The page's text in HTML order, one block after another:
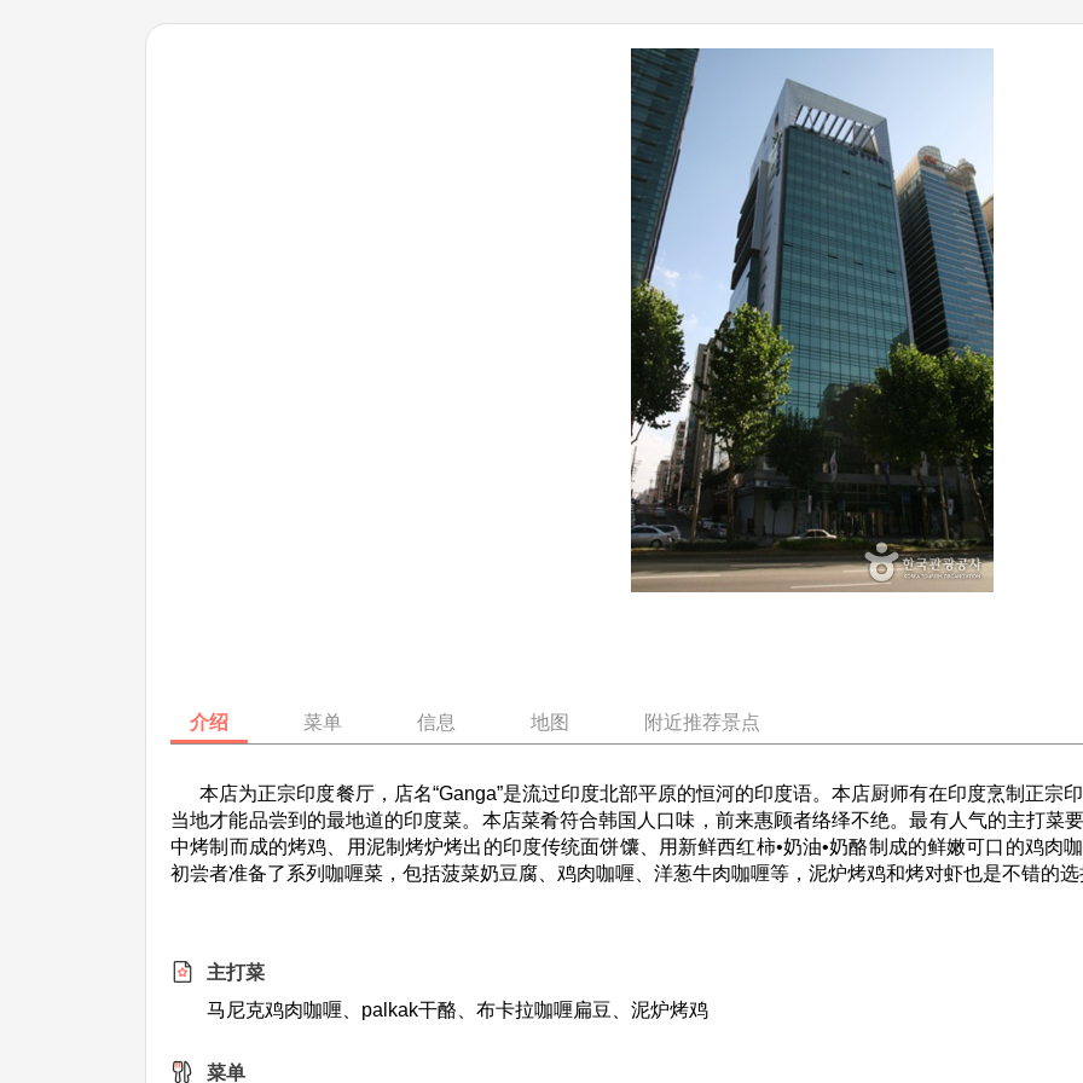
介绍 菜单 信息 地图 附近推荐景点
本店为正宗印度餐厅，店名“Ganga”是流过印度北部平原的恒河的印度语。本店厨师有在印度烹制正宗
当地才能品尝到的最地道的印度菜。本店菜肴符合韩国人口味，前来惠顾者络绎不绝。最有人气的主打菜
中烤制而成的烤鸡、用泥制烤炉烤出的印度传统面饼馕、用新鲜西红柿•奶油•奶酪制成的鲜嫩可口的鸡肉
初尝者准备了系列咖喱菜，包括菠菜奶豆腐、鸡肉咖喱、洋葱牛肉咖喱等，泥炉烤鸡和烤对虾也是不错的
主打菜
马尼克鸡肉咖喱、palkak干酪、布卡拉咖喱扁豆、泥炉烤鸡
菜单